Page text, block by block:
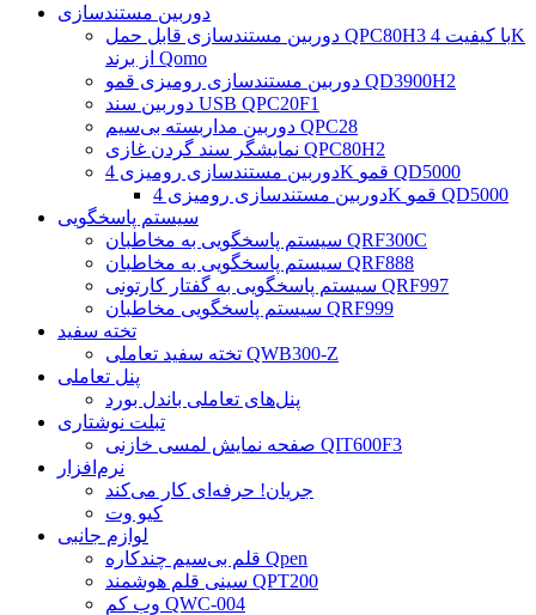
دوربین مستندسازی
دوربین مستندسازی قابل حمل QPC80H3 با کیفیت 4K
از برند Qomo
دوربین مستندسازی رومیزی قمو QD3900H2
دوربین سند USB QPC20F1
دوربین مداربسته بی‌سیم QPC28
نمایشگر سند گردن غازی QPC80H2
دوربین مستندسازی رومیزی 4K قمو QD5000
دوربین مستندسازی رومیزی 4K قمو QD5000
سیستم پاسخگویی
سیستم پاسخگویی به مخاطبان QRF300C
سیستم پاسخگویی به مخاطبان QRF888
سیستم پاسخگویی به گفتار کارتونی QRF997
سیستم پاسخگویی مخاطبان QRF999
تخته سفید
تخته سفید تعاملی QWB300-Z
پنل تعاملی
پنل‌های تعاملی باندل بورد
تبلت نوشتاری
صفحه نمایش لمسی خازنی QIT600F3
نرم‌افزار
جریان! حرفه‌ای کار می‌کند
کیو وت
لوازم جانبی
قلم بی‌سیم چندکاره Qpen
سینی قلم هوشمند QPT200
وب کم QWC-004